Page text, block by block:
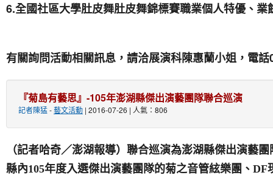
6.全國社區大學肚皮舞肚皮舞錦標賽職業個人特優、業
有關詢問活動相關訊息，請洽展演科陳惠蘭小姐，電話
『菊島有藝思』-105年澎湖縣傑出演藝團隊聯合巡演
記者陳猛-藝文活動 | 2016-07-26 | 人氣：806
（記者哈奇／澎湖報導）聯合巡演為澎湖縣傑出演藝
縣內105年度入選傑出演藝團隊的菊之音管絃樂團、 DF